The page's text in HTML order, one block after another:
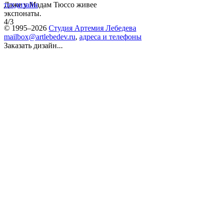
Даже у Мадам Тюссо живее
экспонаты.
4/3
техдизайн
© 1995–2026 Студия Артемия Лебедева
mailbox@artlebedev.ru, адреса и телефоны
Заказать дизайн...